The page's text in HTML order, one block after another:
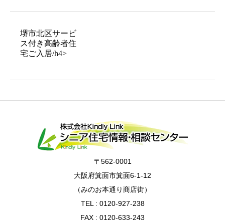
堺市北区サービ
ス付き高齢者住
宅ご入居/h4>
〒562-0001
大阪府箕面市箕面6-1-12
（みのお本通り商店街）
TEL : 0120-927-238
FAX : 0120-633-243